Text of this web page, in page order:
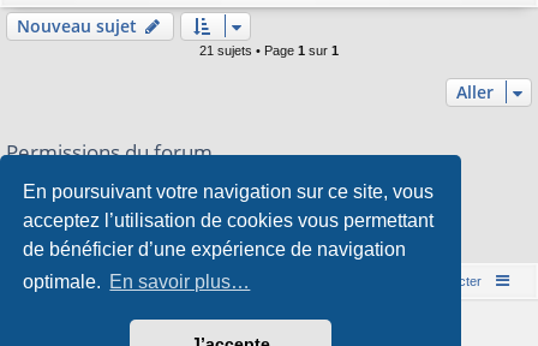
En poursuivant votre navigation sur ce site, vous
acceptez l’utilisation de cookies vous permettant
de bénéficier d’une expérience de navigation
optimale. En savoir plus…
Nouveau sujet
21 sujets • Page 1 sur 1
Aller
Permissions du forum
Vous ne pouvez pas
publier de nouveaux sujets dans ce forum
Vousne pouvez pasrépondre aux sujets dans ce forum
Vousne pouvez pasmodifier vos messages dans ce forum
Vousne pouvez passupprimer vos messages dans ce forum
Vousne pouvez pastransférer de pièces jointes dans ce forum
Accueil du forum Nous contacter
Développé parphpBB® Forum Software © phpBB Limited
Style parArty